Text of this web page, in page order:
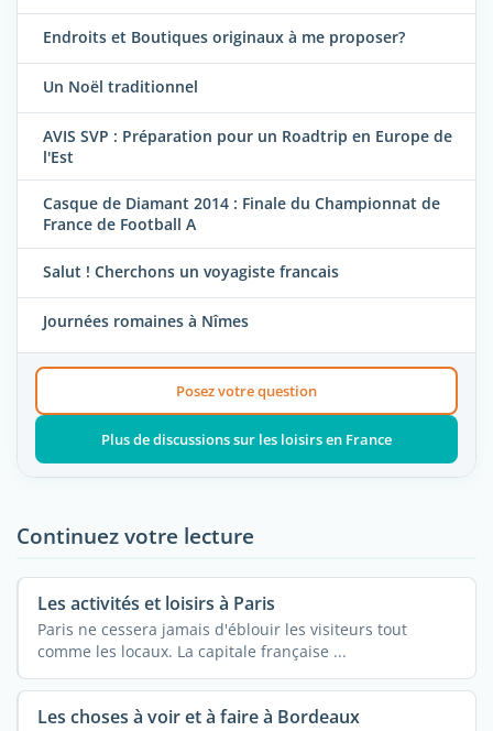
Endroits et Boutiques originaux à me proposer?
Un Noël traditionnel
AVIS SVP : Préparation pour un Roadtrip en Europe de
l'Est
Casque de Diamant 2014 : Finale du Championnat de
France de Football A
Salut ! Cherchons un voyagiste francais
Journées romaines à Nîmes
Posez votre question
Plus de discussions sur les loisirs en France
Continuez votre lecture
Les activités et loisirs à Paris
Paris ne cessera jamais d'éblouir les visiteurs tout
comme les locaux. La capitale française ...
Les choses à voir et à faire à Bordeaux